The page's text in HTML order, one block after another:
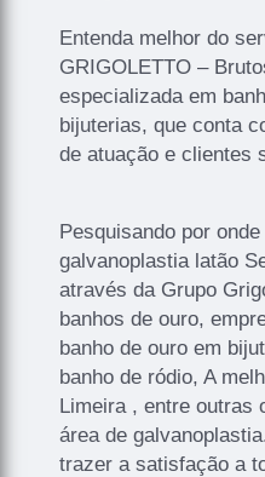
Entenda melhor do
GRIGOLETTO –
especializada em
bijuterias, que conta
de atuação e clientes
Pesquisando por
galvanoplastia latão
através da Grupo
banhos de ouro,
banho de ouro em
banho de ródio, A
Limeira , entre outras
área de
trazer a satisfação a